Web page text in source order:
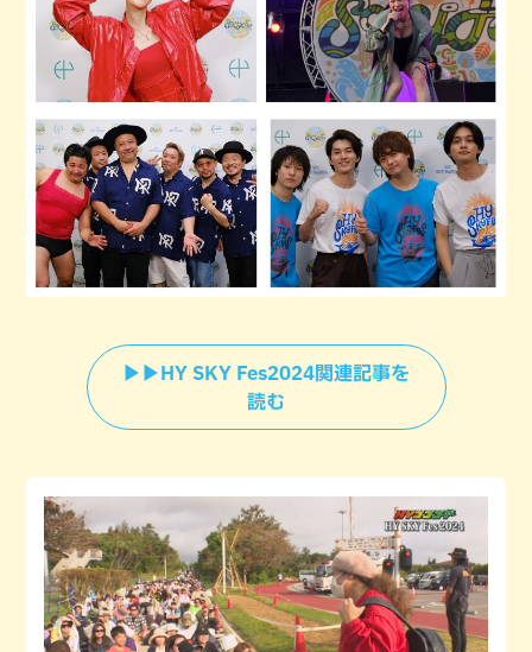
▶▶HY SKY Fes2024関連記事を
読む